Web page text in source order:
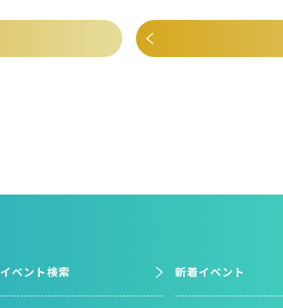
イベント検索 新着イベント